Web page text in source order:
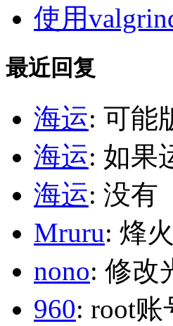
使用
最近回复
海运: 可能
海运: 如果
海运: 没有
Mruru: 烽
nono: 修改
960: root